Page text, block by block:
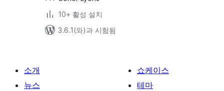
10+ 활성 설치
3.6.1(와)과 시험됨
소개
뉴스
쇼케이스
테마